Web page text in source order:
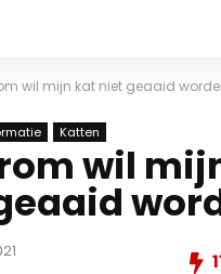
wil mijn kat niet geaaid
Katten
wil